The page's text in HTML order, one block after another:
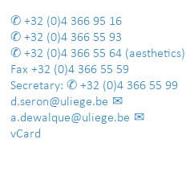
+32 (0)4 366 95 16
+32 (0)4 366 55 93
+32 (0)4 366 55 64 (aesthetics)
Fax +32 (0)4 366 55 59
Secretary:
+32 (0)4 366 55 99
d.seron@uliege.be
a.dewalque@uliege.be
vCard